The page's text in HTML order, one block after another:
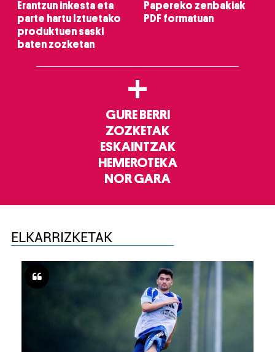
Erantzun inkesta eta
parte hartu Iztuetako
produktuen saski
baten zozketan
Papereko zenbakiak
PDF formatuan
+
GURE BERRI
ZOZKETAK
ESKAINTZAK
HEMEROTEKA
NOR GARA
ELKARRIZKETAK